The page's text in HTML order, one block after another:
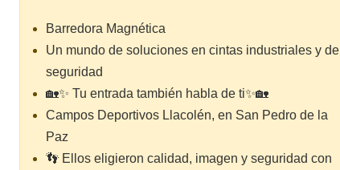
Barredora Magnética
Un mundo de soluciones en cintas industriales y de
seguridad
🏡✨ Tu entrada también habla de ti✨🏡
Campos Deportivos Llacolén, en San Pedro de la
Paz
👣 Ellos eligieron calidad, imagen y seguridad con